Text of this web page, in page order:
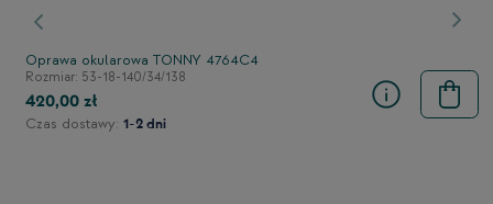
Poprzedni
Oprawa okularowa TONNY 4764C4
Rozmiar: 53-18-140/34/138
420,00 zł
Czas dostawy: 1-2 dni